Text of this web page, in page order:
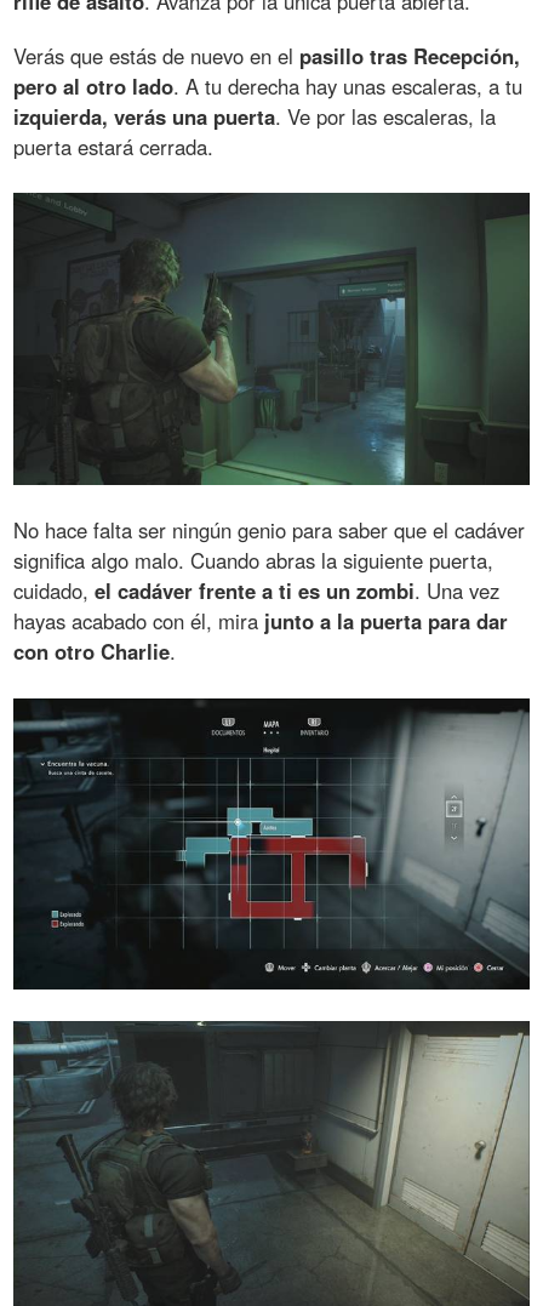
Verás que estás de nuevo en el pasillo tras Recepción,
pero al otro lado. A tu derecha hay unas escaleras, a tu
izquierda, verás una puerta. Ve por las escaleras, la
puerta estará cerrada.
No hace falta ser ningún genio para saber que el cadáver
significa algo malo. Cuando abras la siguiente puerta,
cuidado,el cadáver frente a ti es un zombi. Una vez
hayas acabado con él, mira junto a la puerta para dar
con otro Charlie.